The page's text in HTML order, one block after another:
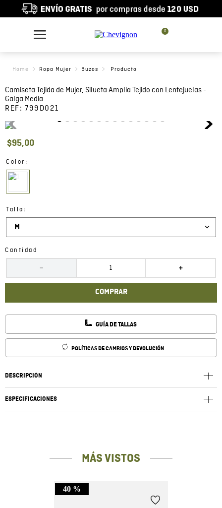
0
Ropa Mujer Buzos
Camiseta Tejida de Mujer, Silueta Amplia Tejido con Lentejuelas -
Galga Media
REF: 799D021
$95,00
Color :
Talla :
M
Cantidad
＋
－
COMPRAR
GUÍA DE TALLAS
POLÍTICAS DE CAMBIOS Y DEVOLUCIÓN
DESCRIPCIÓN
ESPECIFICACIONES
MÁS VISTOS
40 %